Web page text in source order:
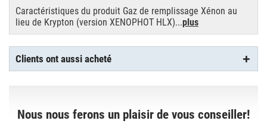
Caractéristiques du produit Gaz de remplissage Xénon au
lieu de Krypton (version XENOPHOT HLX)...plus
Clients ont aussi acheté
Nous nous ferons un plaisir de vous conseiller!